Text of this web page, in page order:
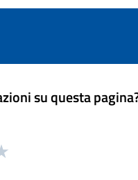
su questa